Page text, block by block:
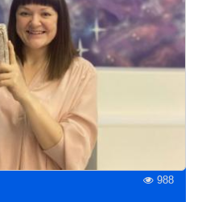
988